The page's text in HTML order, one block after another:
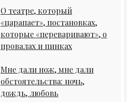
О театре, который
«царапает», постановках,
которые «переваривают», о
провалах и пинках
Мне дали нож, мне дали
обстоятельства: ночь,
дождь, любовь